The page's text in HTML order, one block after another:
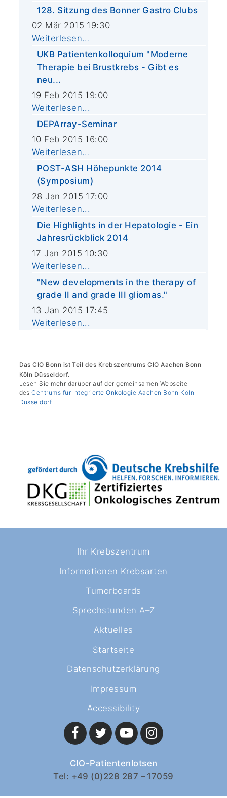
128. Sitzung des Bonner Gastro Clubs
02 Mär 2015 19:30
Weiterlesen...
UKB Patientenkolloquium "Moderne
Therapie bei Brustkrebs - Gibt es
neu...
19 Feb 2015 19:00
Weiterlesen...
DEPArray-Seminar
10 Feb 2015 16:00
Weiterlesen...
POST-ASH Höhepunkte 2014
(Symposium)
28 Jan 2015 17:00
Weiterlesen...
Die Highlights in der Hepatologie - Ein
Jahresrückblick 2014
17 Jan 2015 10:30
Weiterlesen...
"New developments in the therapy of
grade II and grade III gliomas."
13 Jan 2015 17:45
Weiterlesen...
DasCIO Bonn ist Teil des KrebszentrumsCIO Aachen Bonn
Köln Düsseldorf.
Lesen Sie mehr darüber auf der gemeinsamen Webseite
desCentrums für Integrierte Onkologie Aachen Bonn Köln
Düsseldorf.
Ihr Krebszentrum
Informationen Krebsarten
Tumorboards
Sprechstunden A–Z
Aktuelles
Startseite
Datenschutzerklärung
Impressum
Accessibility
CIO-Patientenlotsen
Tel: +49 (0)228 287 – 17059